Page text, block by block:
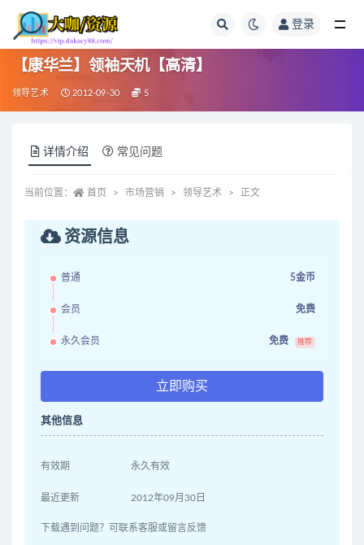
登录
【康华兰】领袖天机【高清】
领导艺术 2012-09-30 5
详情介绍 常见问题
当前位置： 首页 市场营销 领导艺术 正文
资源信息
普通 5金币
会员 免费
永久会员 免费 推荐
立即购买
其他信息
有效期 永久有效
最近更新 2012年09月30日
下载遇到问题？可联系客服或留言反馈
全部